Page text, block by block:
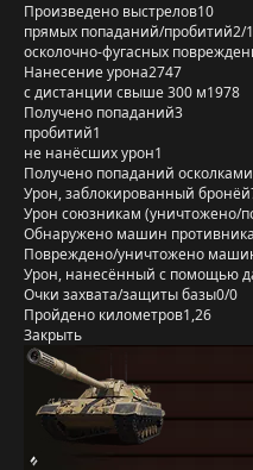
Произведено выстрелов10
прямых попаданий/пробитий2/1
осколочно-фугасных
Нанесение урона2747
с дистанции свыше 300 м1978
Получено попаданий3
пробитий1
не нанёсших урон1
Получено попаданий осколками
Урон, заблокированный бронёй
Урон союзникам (уничтожено/
Обнаружено машин противника
Повреждено/уничтожено
Урон, нанесённый с помощью
Очки захвата/защиты базы0/0
Пройдено километров1,26
Закрыть